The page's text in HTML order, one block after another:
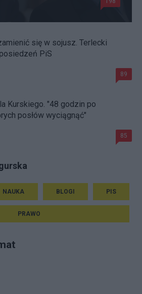
się w sojusz. Terlecki
PiS
89
Kurskiego. "48 godzin po
posłów wyciągnąć"
85
NAUKA BLOGI PIS
PRAWO